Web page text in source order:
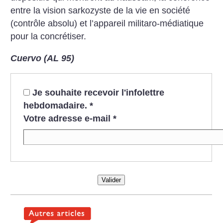
entre la vision sarkozyste de la vie en société
(contrôle absolu) et l’appareil militaro-médiatique
pour la concrétiser.
Cuervo (AL 95)
Je souhaite recevoir l'infolettre
hebdomadaire. *
Votre adresse e-mail *
Valider